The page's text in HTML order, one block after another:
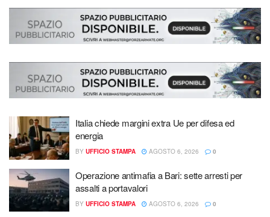
Italia chiede margini extra Ue per difesa ed
energia
BY UFFICIO STAMPA AGOSTO 6, 2026 0
Operazione antimafia a Bari: sette arresti per
assalti a portavalori
BY UFFICIO STAMPA AGOSTO 6, 2026 0